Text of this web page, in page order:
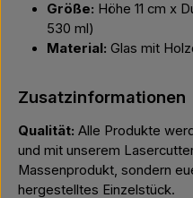
Größe: Höhe 11 cm x
530 ml)
Material: Glas mit
Zusatzinformationen
Qualität: Alle Produkte
und mit unserem
Massenprodukt, sondern
hergestelltes Einzelstück.